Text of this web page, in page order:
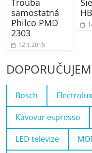
Trouba
samostatná
Philco PMD
2303
12.1.2015
Bosch Electrolux
Kávovar espresso
LED televize